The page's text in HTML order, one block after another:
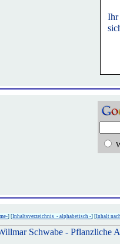
Ihr
] [Inhaltsverzeichnis - alphabetisch -] [Inhalt